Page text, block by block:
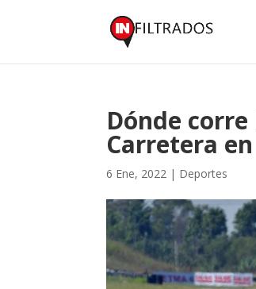
Dónde
Carretera
6 Ene, 2022 | Deportes